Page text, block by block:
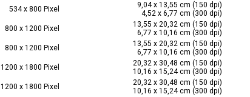
534 x 800 Pixel
9,04 x 13,55 cm (150 dpi)
4,52 x 6,77 cm (300 dpi)
800 x 1200 Pixel
13,55 x 20,32 cm (150 dpi)
6,77 x 10,16 cm (300 dpi)
800 x 1200 Pixel
13,55 x 20,32 cm (150 dpi)
6,77 x 10,16 cm (300 dpi)
1200 x 1800 Pixel
20,32 x 30,48 cm (150 dpi)
10,16 x 15,24 cm (300 dpi)
1200 x 1800 Pixel
20,32 x 30,48 cm (150 dpi)
10,16 x 15,24 cm (300 dpi)